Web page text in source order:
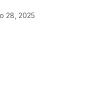
28, 2025